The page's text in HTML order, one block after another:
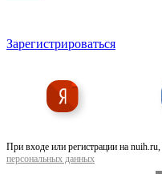
Зарегистрироваться
При входе или регистрации на
персональных данных